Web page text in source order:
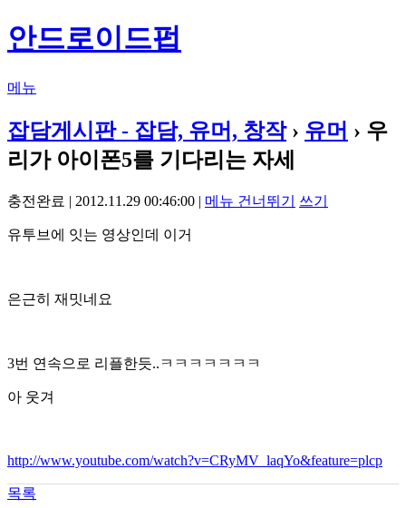
안드로이드펍
메뉴
잡담게시판 - 잡담, 유머, 창작› 유머 › 우
리가 아이폰5를 기다리는 자세
충전완료 | 2012.11.29 00:46:00 | 메뉴 건너뛰기 쓰기
유투브에 잇는 영상인데 이거
은근히 재밋네요
3번 연속으로 리플한듯..ㅋㅋㅋㅋㅋㅋㅋ
아 웃겨
http://www.youtube.com/watch?v=CRyMV_laqYo&feature=plcp
목록